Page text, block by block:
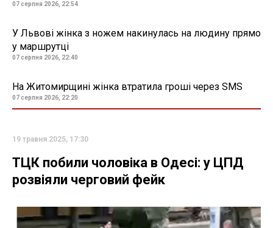
07 серпня 2026, 22:54
У Львові жінка з ножем накинулась на людину прямо
у маршрутці
07 серпня 2026, 22:40
На Житомирщині жінка втратила гроші через SMS
07 серпня 2026, 22:20
19 травня 2025, 17:30
ТЦК побили чоловіка в Одесі: у ЦПД
розвіяли черговий фейк